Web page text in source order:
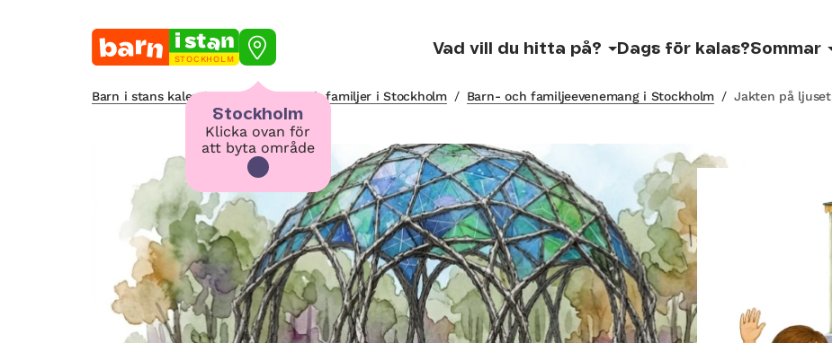
STOCKHOLM
Stockholm
Klicka ovan för
att byta område
Vad vill du hitta på? Dags för kalas?Sommar
Barn i stans kalendarium för barn och familjer i Stockholm / Barn- och familjeevenemang i Stockholm / Jakten på ljuset